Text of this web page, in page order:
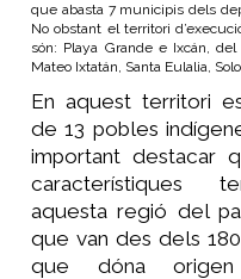
que abasta 7 municipis dels
No obstant el territori
són: Playa Grande e Ixcán,
Mateo Ixtatán, Santa Eulalia,
En aquest territori
de 13 pobles
important destacar
característiques
aquesta regió del
que van des dels
que dóna